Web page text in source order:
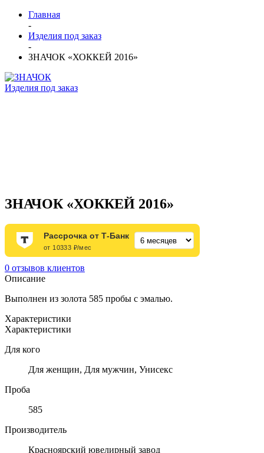
Главная
-
Изделия под заказ
-
ЗНАЧОК «ХОККЕЙ 2016»
Изделия под заказ
ЗНАЧОК «ХОККЕЙ 2016»
Рассрочка от Т-Банк
от 10333 ₽/мес
0 отзывов клиентов
Описание
Выполнен из золота 585 пробы с эмалью.
Характеристики
Характеристики
Для кого
Для женщин, Для мужчин, Унисекс
Проба
585
Производитель
Красноярский ювелирный завод